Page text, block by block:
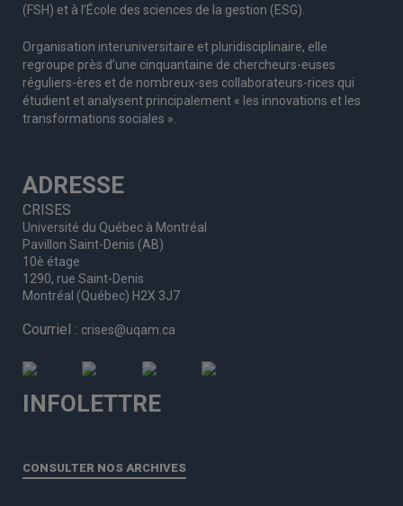
(FSH) et à l’École des sciences de la gestion (ESG).
Organisation interuniversitaire et pluridisciplinaire, elle
regroupe près d’une cinquantaine de chercheurs-euses
réguliers-ères et de nombreux-ses collaborateurs-rices qui
étudient et analysent principalement « les innovations et les
transformations sociales ».
ADRESSE
CRISES
Université du Québec à Montréal
Pavillon Saint-Denis (AB)
10è étage
1290, rue Saint-Denis
Montréal (Québec) H2X 3J7
Courriel : crises@uqam.ca
INFOLETTRE
CONSULTER NOS ARCHIVES